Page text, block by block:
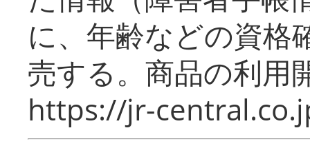
に、年齢などの資格
売する。商品の利用
https://jr-